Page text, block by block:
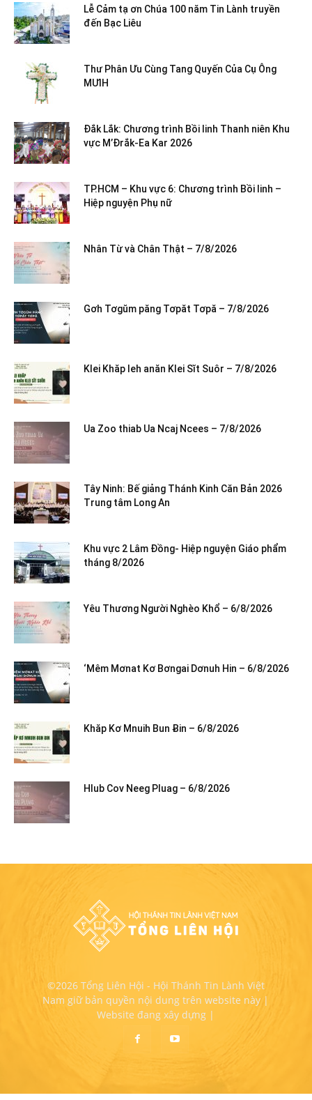
Lễ Cảm tạ ơn Chúa 100 năm Tin Lành truyền
đến Bạc Liêu
Thư Phân Ưu Cùng Tang Quyến Của Cụ Ông
MƯIH
Đắk Lắk: Chương trình Bồi linh Thanh niên Khu
vực M’Đrắk-Ea Kar 2026
TP.HCM – Khu vực 6: Chương trình Bồi linh –
Hiệp nguyện Phụ nữ
Nhân Từ và Chân Thật – 7/8/2026
Gơh Tơgŭm păng Tơpăt Tơpă – 7/8/2026
Klei Khăp leh anăn Klei Sĭt Suôr – 7/8/2026
Ua Zoo thiab Ua Ncaj Ncees – 7/8/2026
Tây Ninh: Bế giảng Thánh Kinh Căn Bản 2026
Trung tâm Long An
Khu vực 2 Lâm Đồng- Hiệp nguyện Giáo phẩm
tháng 8/2026
Yêu Thương Người Nghèo Khổ – 6/8/2026
‘Mêm Mơnat Kơ Bơngai Dơnuh Hin – 6/8/2026
Khăp Kơ Mnuih Bun Ƀin – 6/8/2026
Hlub Cov Neeg Pluag – 6/8/2026
©2026 Tổng Liên Hội - Hội Thánh Tin Lành Việt
Nam giữ bản quyền nội dung trên website này |
Website đang xây dựng |